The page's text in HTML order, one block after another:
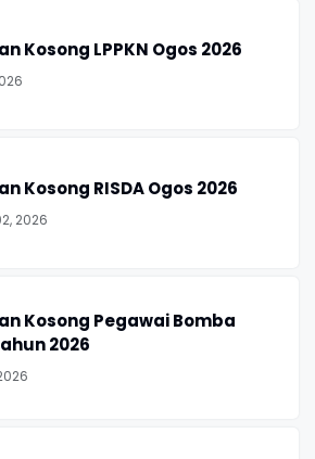
Kosong LPPKN Ogos 2026
Kosong RISDA Ogos 2026
2026
Kosong Pegawai Bomba
2026